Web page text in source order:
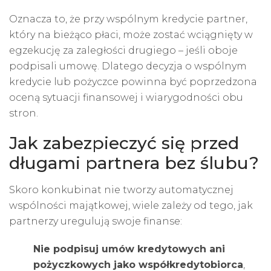
Oznacza to, że przy wspólnym kredycie partner,
który na bieżąco płaci, może zostać wciągnięty w
egzekucję za zaległości drugiego – jeśli oboje
podpisali umowę. Dlatego decyzja o wspólnym
kredycie lub pożyczce powinna być poprzedzona
oceną sytuacji finansowej i wiarygodności obu
stron.
Jak zabezpieczyć się przed
długami partnera bez ślubu?
Skoro konkubinat nie tworzy automatycznej
wspólności majątkowej, wiele zależy od tego, jak
partnerzy uregulują swoje finanse:
Nie podpisuj umów kredytowych ani
pożyczkowych jako współkredytobiorca,